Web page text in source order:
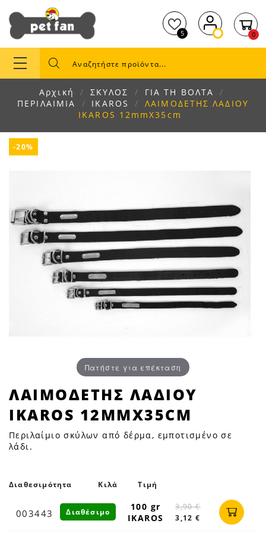
5 0
Αρχική ΣΚΥΛΟΣ
ΓΙΑ ΤΗ ΒΟΛΤΑ
ΠΕΡΙΛΑΙΜΙΑ
IKAROS
ΛΑΙΜΟΔΕΤΗΣ ΛΑΔΙΟΥ
IKAROS 12mmX35cm
-20%
Πατήστε για επέκταση
ΛΑΙΜΟΔΕΤΗΣ
ΛΑΔΙΟΥ
IKAROS
12mmX35cm
|
ΛΑΙΜΟΔΕΤΗΣ ΛΑΔΙΟΥ
IKAROS 12MMX35CM
Περιλαίμιο σκύλων από δέρμα, εμποτισμένο σε
λάδι.
Διαθεσιμότητα Κιλά Τιμή
003443
100 gr
IKAROS
3,90 €
3,12 €
Διαθέσιμο